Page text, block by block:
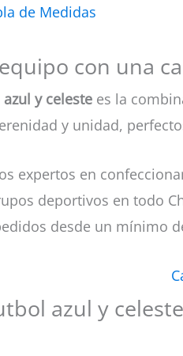
de Medidas
con una
y celeste es la
y unidad,
expertos en
deportivos en todo
desde un mínimo
azul y